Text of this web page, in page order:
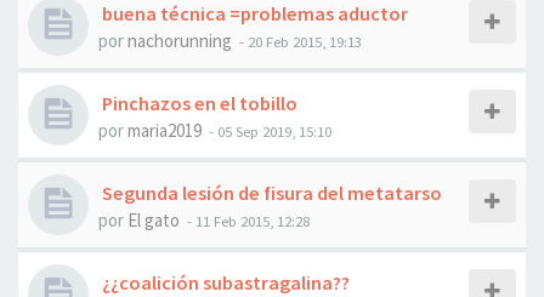
buena técnica =problemas aductor
pornachorunning - 20 Feb 2015, 19:13
Pinchazos en el tobillo
pormaria2019 - 05 Sep 2019, 15:10
Segunda lesión de fisura del metatarso
por El gato - 11 Feb 2015, 12:28
¿¿coalición subastragalina??